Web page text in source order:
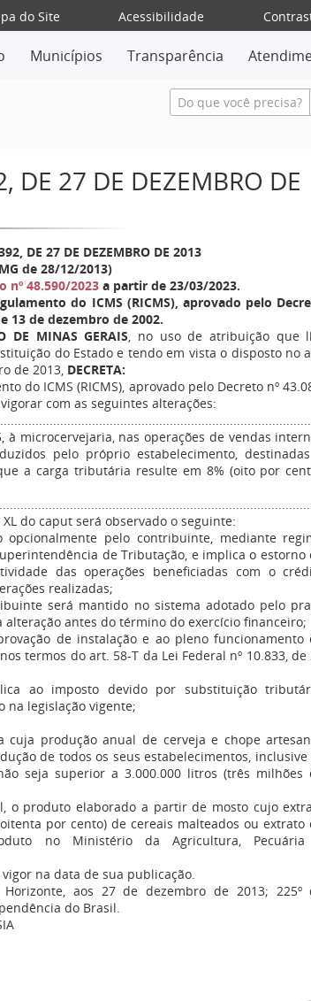
do Site Acessibilidade
Municípios Transparência
DE 27 DE DEZEMBRO DE
DE 27 DE DEZEMBRO DE 2013
de 28/12/2013)
nº 48.590/2023a partir de 23/03/2023.
do ICMS (RICMS), aprovado pelo
13 de dezembro de 2002.
DE MINAS GERAIS, no uso de atribuição que
do Estado e tendo em vista o disposto no
de 2013, DECRETA:
do ICMS (RICMS), aprovado pelo Decreto nº
com as seguintes alterações:
à microcervejaria, nas operações de vendas
pelo próprio estabelecimento,
a carga tributária resulte em 8% (oito por
do caput será observado o seguinte:
pelo contribuinte, mediante
de Tributação, e implica o estorno
das operações beneficiadas com o
realizadas;
será mantido no sistema adotado pelo
alteração antes do término do exercício financeiro;
de instalação e ao pleno funcionamento
termos do art. 58-T da Lei Federal nº 10.833, de
ao imposto devido por substituição
na legislação vigente;
cuja produção anual de cerveja e chope
de todos os seus estabelecimentos, inclusive
seja superior a 3.000.000 litros (três milhões
o produto elaborado a partir de mosto cujo
por cento) de cereais malteados ou extrato
no Ministério da Agricultura,
na data de sua publicação.
aos 27 de dezembro de 2013; 225º
do Brasil.